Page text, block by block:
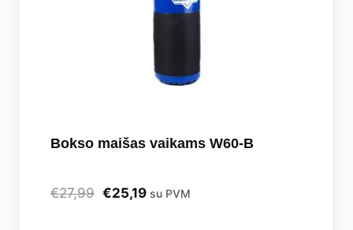
Bokso maišas vaikams W60-B
€27,99 Original
€25,19Current
su PVM